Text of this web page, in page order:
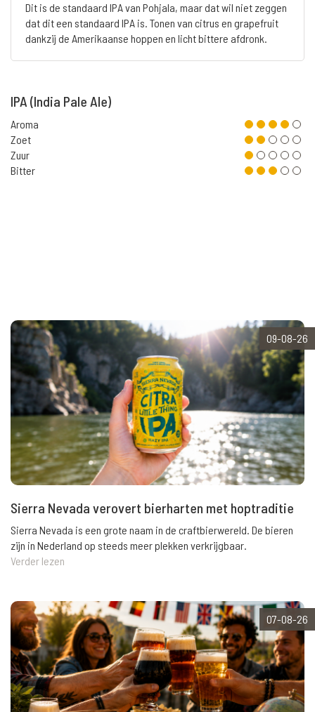
Dit is de standaard IPA van Pohjala, maar dat wil niet zeggen
dat dit een standaard IPA is. Tonen van citrus en grapefruit
dankzij de Amerikaanse hoppen en licht bittere afdronk.
IPA (India Pale Ale)
Aroma
Zoet
Zuur
Bitter
09-08-26
Sierra Nevada verovert bierharten met hoptraditie
Sierra Nevada is een grote naam in de craftbierwereld. De bieren
zijn in Nederland op steeds meer plekken verkrijgbaar.
Verder lezen
07-08-26